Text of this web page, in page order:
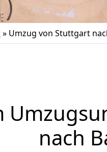
» Umzug von Stuttgart
nach